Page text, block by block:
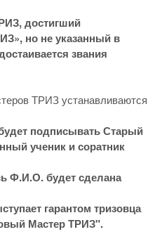
достигший
но не указанный в
звания
ТРИЗ устанавливаются
подписывать Старый
ученик и соратник
Ф.И.О. будет сделана
гарантом тризовца
Мастер ТРИЗ".